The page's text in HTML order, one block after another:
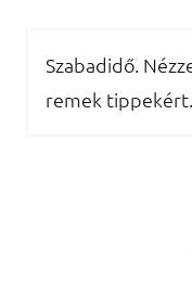
Szabadidő.
remek tippekért.